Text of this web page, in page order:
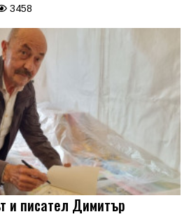
3458
и писател Димитър